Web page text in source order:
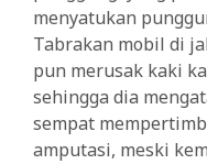
menyatukan
Tabrakan mobil di
pun merusak kaki
sehingga dia
sempat
amputasi, meski